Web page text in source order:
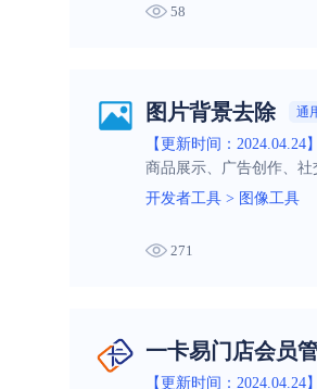
58
图片背景去除 通
【更新时间：2024.04.24】
商品展示、广告创作、社
开发者工具 > 图像工具
271
一卡易门店会员
【更新时间：2024.04.24】